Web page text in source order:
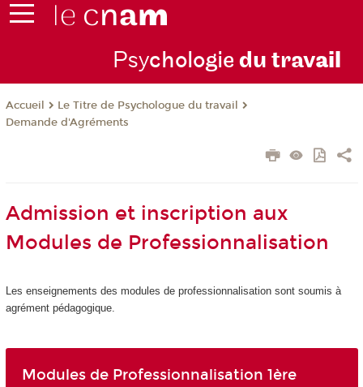
Psychologie du travail
Accueil
Le Titre de Psychologue du travail
Demande d'Agréments
Admission et inscription aux
Modules de Professionnalisation
Les enseignements des modules de professionnalisation sont soumis à
agrémentpédagogique.
Modules de Professionnalisation 1ère